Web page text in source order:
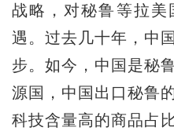
战略，对秘鲁等拉
遇。过去几十年，中
步。如今，中国是秘
源国，中国出口秘鲁
科技含量高的商品占